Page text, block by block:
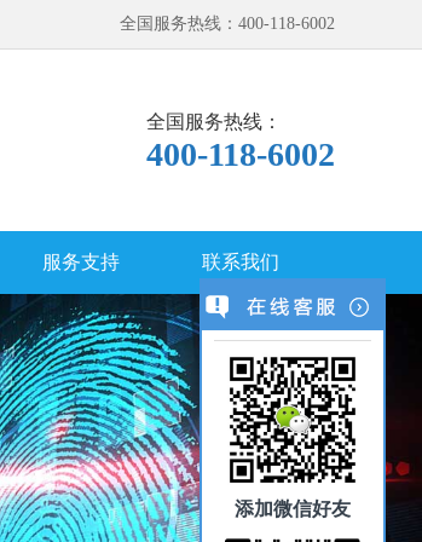
全国服务热线：400-118-6002
全国服务热线：
400-118-6002
服务支持 联系我们
添加微信好友